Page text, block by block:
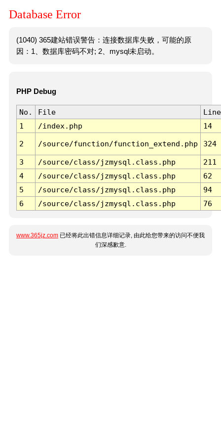
Database Error
(1040) 365建站错误警告：连接数据库失败，可能的原
因：1、数据库密码不对; 2、mysql未启动。
PHP Debug
No. File
Line
1
/index.php 14
2 /source/function/function_extend.php 324
3 /source/class/jzmysql.class.php
211
4
/source/class/jzmysql.class.php
62
5
/source/class/jzmysql.class.php
94
6
/source/class/jzmysql.class.php 76
www.365jz.com 已经将此出错信息详细记录, 由此给您带来的访问不便我
们深感歉意.